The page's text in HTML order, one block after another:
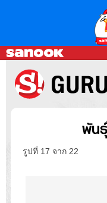
พัน
รูปที่ 17 จาก 22